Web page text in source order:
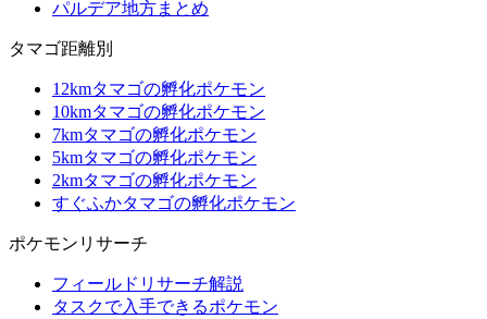
パルデア地方まとめ
タマゴ距離別
12kmタマゴの孵化ポケモン
10kmタマゴの孵化ポケモン
7kmタマゴの孵化ポケモン
5kmタマゴの孵化ポケモン
2kmタマゴの孵化ポケモン
すぐふかタマゴの孵化ポケモン
ポケモンリサーチ
フィールドリサーチ解説
タスクで入手できるポケモン